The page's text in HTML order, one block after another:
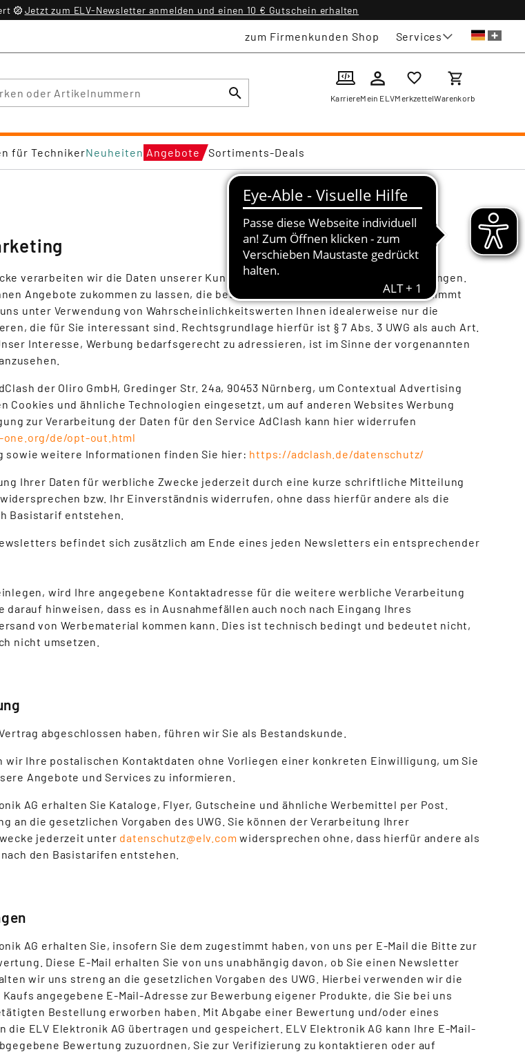
Jetzt zum ELV-Newsletter anmelden und einen 10 € Gutschein erhalten
zum Firmenkunden Shop Services
KarriereMein ELVMerkzettelWarenkorb
für TechnikerNeuheiten Angebote Sortiments-Deals
verarbeiten wir die Daten unserer Kunden gemäß den gesetzlichen Bestimmungen.
Angebote zukommen zu lassen, die bestmöglich auf Ihre Bedürfnisse abgestimmt
unter Verwendung von Wahrscheinlichkeitswerten Ihnen idealerweise nur die
die für Sie interessant sind. Rechtsgrundlage hierfür ist § 7 Abs. 3 UWG als auch Art.
Unser Interesse, Werbung bedarfsgerecht zu adressieren, ist im Sinne der vorgenannten
der Oliro GmbH, Gredinger Str. 24a, 90453 Nürnberg, um Contextual Advertising
Cookies und ähnliche Technologien eingesetzt, um auf anderen Websites Werbung
zur Verarbeitung der Daten für den Service AdClash kann hier widerrufen
de/opt-out.html
sowie weitere Informationen finden Sie hier: https://adclash.de/datenschutz/
Ihrer Daten für werbliche Zwecke jederzeit durch eine kurze schriftliche Mitteilung
widersprechen bzw. Ihr Einverständnis widerrufen, ohne dass hierfür andere als die
Basistarif entstehen.
befindet sich zusätzlich am Ende eines jeden Newsletters ein entsprechender
wird Ihre angegebene Kontaktadresse für die weitere werbliche Verarbeitung
darauf hinweisen, dass es in Ausnahmefällen auch noch nach Eingang Ihres
von Werbematerial kommen kann. Dies ist technisch bedingt und bedeutet nicht,
nicht umsetzen.
abgeschlossen haben, führen wir Sie als Bestandskunde.
wir Ihre postalischen Kontaktdaten ohne Vorliegen einer konkreten Einwilligung, um Sie
Angebote und Services zu informieren.
AG erhalten Sie Kataloge, Flyer, Gutscheine und ähnliche Werbemittel per Post.
an die gesetzlichen Vorgaben des UWG. Sie können der Verarbeitung Ihrer
jederzeit unter datenschutz@elv.com widersprechen ohne, dass hierfür andere als
den Basistarifen entstehen.
AG erhalten Sie, insofern Sie dem zugestimmt haben, von uns per E-Mail die Bitte zur
Diese E-Mail erhalten Sie von uns unabhängig davon, ob Sie einen Newsletter
wir uns streng an die gesetzlichen Vorgaben des UWG. Hierbei verwenden wir die
Kaufs angegebene E-Mail-Adresse zur Bewerbung eigener Produkte, die Sie bei uns
Bestellung erworben haben. Mit Abgabe einer Bewertung und/oder eines
die ELV Elektronik AG übertragen und gespeichert. ELV Elektronik AG kann Ihre E-Mail-
Bewertung zuzuordnen, Sie zur Verifizierung zu kontaktieren oder auf